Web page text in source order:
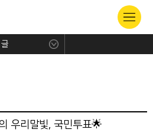
우리말빛, 국민투표🌟